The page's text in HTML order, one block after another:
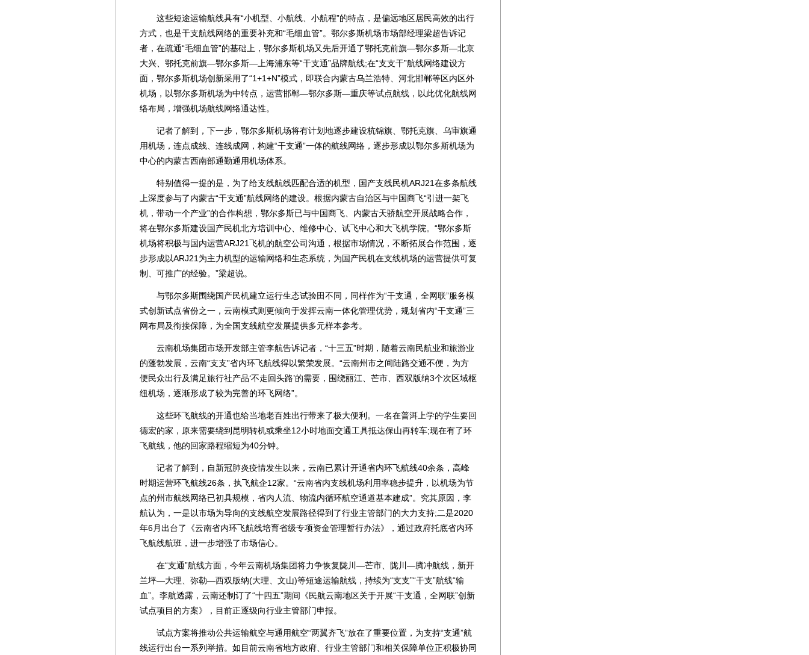
这些短途运输航线具有“小机型、小航线、小航程”的特点，是偏远地区居民高效的出行
方式，也是干支航线网络的重要补充和“毛细血管”。鄂尔多斯机场市场部经理梁超告诉记
者，在疏通“毛细血管”的基础上，鄂尔多斯机场又先后开通了鄂托克前旗—鄂尔多斯—北京
大兴、鄂托克前旗—鄂尔多斯—上海浦东等“干支通”品牌航线;在“支支干”航线网络建设方
面，鄂尔多斯机场创新采用了“1+1+N”模式，即联合内蒙古乌兰浩特、河北邯郸等区内区外
机场，以鄂尔多斯机场为中转点，运营邯郸—鄂尔多斯—重庆等试点航线，以此优化航线网
络布局，增强机场航线网络通达性。
记者了解到，下一步，鄂尔多斯机场将有计划地逐步建设杭锦旗、鄂托克旗、乌审旗通
用机场，连点成线、连线成网，构建“干支通”一体的航线网络，逐步形成以鄂尔多斯机场为
中心的内蒙古西南部通勤通用机场体系。
特别值得一提的是，为了给支线航线匹配合适的机型，国产支线民机ARJ21在多条航线
上深度参与了内蒙古“干支通”航线网络的建设。根据内蒙古自治区与中国商飞“引进一架飞
机，带动一个产业”的合作构想，鄂尔多斯已与中国商飞、内蒙古天骄航空开展战略合作，
将在鄂尔多斯建设国产民机北方培训中心、维修中心、试飞中心和大飞机学院。“鄂尔多斯
机场将积极与国内运营ARJ21飞机的航空公司沟通，根据市场情况，不断拓展合作范围，逐
步形成以ARJ21为主力机型的运输网络和生态系统，为国产民机在支线机场的运营提供可复
制、可推广的经验。”梁超说。
与鄂尔多斯围绕国产民机建立运行生态试验田不同，同样作为“干支通，全网联”服务模
式创新试点省份之一，云南模式则更倾向于发挥云南一体化管理优势，规划省内“干支通”三
网布局及衔接保障，为全国支线航空发展提供多元样本参考。
云南机场集团市场开发部主管李航告诉记者，“十三五”时期，随着云南民航业和旅游业
的蓬勃发展，云南“支支”省内环飞航线得以繁荣发展。“云南州市之间陆路交通不便，为方
便民众出行及满足旅行社产品‘不走回头路’的需要，围绕丽江、芒市、西双版纳3个次区域枢
纽机场，逐渐形成了较为完善的环飞网络”。
这些环飞航线的开通也给当地老百姓出行带来了极大便利。一名在普洱上学的学生要回
德宏的家，原来需要绕到昆明转机或乘坐12小时地面交通工具抵达保山再转车;现在有了环
飞航线，他的回家路程缩短为40分钟。
记者了解到，自新冠肺炎疫情发生以来，云南已累计开通省内环飞航线40余条，高峰
时期运营环飞航线26条，执飞航企12家。“云南省内支线机场利用率稳步提升，以机场为节
点的州市航线网络已初具规模，省内人流、物流内循环航空通道基本建成”。究其原因，李
航认为，一是以市场为导向的支线航空发展路径得到了行业主管部门的大力支持;二是2020
年6月出台了《云南省内环飞航线培育省级专项资金管理暂行办法》，通过政府托底省内环
飞航线航班，进一步增强了市场信心。
在“支通”航线方面，今年云南机场集团将力争恢复陇川—芒市、陇川—腾冲航线，新开
兰坪—大理、弥勒—西双版纳(大理、文山)等短途运输航线，持续为“支支”“干支”航线“输
血”。李航透露，云南还制订了“十四五”期间《民航云南地区关于开展“干支通，全网联”创新
试点项目的方案》，目前正逐级向行业主管部门申报。
试点方案将推动公共运输航空与通用航空“两翼齐飞”放在了重要位置，为支持“支通”航
线运行出台一系列举措。如目前云南省地方政府、行业主管部门和相关保障单位正积极协同